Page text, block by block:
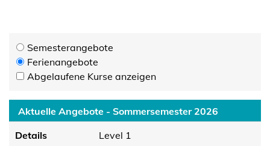
Semesterangebote
Ferienangebote
Abgelaufene Kurse anzeigen
Aktuelle Angebote - Sommersemester 2026
Details
Level 1